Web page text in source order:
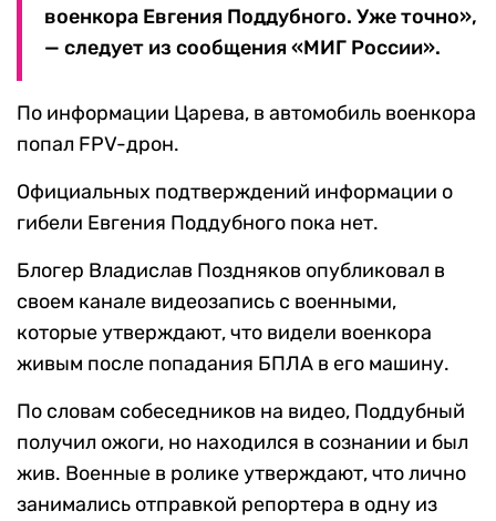
военкора Евгения Поддубного. Уже точно»,
— следует из сообщения «МИГ России».
По информации Царева, в автомобиль военкора
попал FPV-дрон.
Официальных подтверждений информации о
гибели Евгения Поддубного пока нет.
Блогер Владислав Поздняков опубликовал в
своем канале видеозапись с военными,
которые утверждают, что видели военкора
живым после попадания БПЛА в его машину.
По словам собеседников на видео, Поддубный
получил ожоги, но находился в сознании и был
жив. Военные в ролике утверждают, что лично
занимались отправкой репортера в одну из